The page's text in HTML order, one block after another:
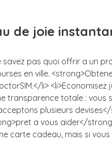
de joie
savez pas quoi offrir a un
en ville.
li>
transparence totale : vous
plusieurs
a vous aider</
carte cadeau, mais si